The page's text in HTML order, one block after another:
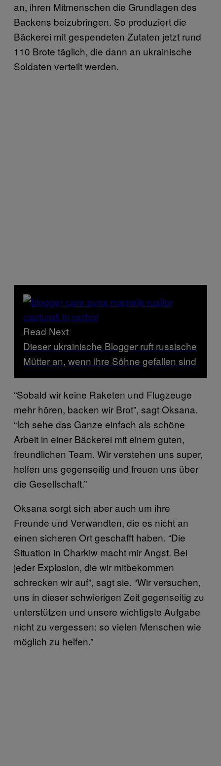
an, ihren Mitmenschen die Grundlagen des
Backens beizubringen. So produziert die
Bäckerei mit gespendeten Zutaten jetzt rund
110 Brote täglich, die dann an ukrainische
Soldaten verteilt werden.
Read Next
Dieser ukrainische Blogger ruft russische
Mütter an, wenn ihre Söhne gefallen sind
“Sobald wir keine Raketen und Flugzeuge
mehr hören, backen wir Brot”, sagt Oksana.
“Ich sehe das Ganze einfach als schöne
Arbeit in einer Bäckerei mit einem guten,
freundlichen Team. Wir verstehen uns super,
helfen uns gegenseitig und freuen uns über
die Gesellschaft.”
Oksana sorgt sich aber auch um ihre
Freunde und Verwandten, die es nicht an
einen sicheren Ort geschafft haben. “Die
Situation in Charkiw macht mir Angst. Bei
jeder Explosion, die wir mitbekommen
schrecken wir auf”, sagt sie. “Wir versuchen,
uns in dieser schwierigen Zeit gegenseitig zu
unterstützen und unsere wichtigste Aufgabe
nicht zu vergessen: so vielen Menschen wie
möglich zu helfen.”